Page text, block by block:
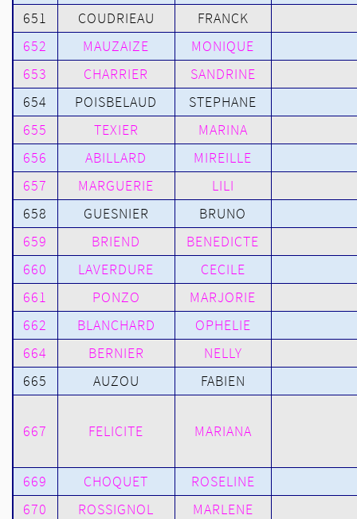
651
COUDRIEAU
FRANCK
652
MAUZAIZE
MONIQUE
653
CHARRIER
SANDRINE
654
POISBELAUD
STEPHANE
655
TEXIER
MARINA
656
ABILLARD
MIREILLE
657
MARGUERIE
LILI
658
GUESNIER
BRUNO
659
BRIEND
BENEDICTE
660
LAVERDURE
CECILE
661
PONZO
MARJORIE
662
BLANCHARD
OPHELIE
664
BERNIER
NELLY
665
AUZOU FABIEN
667 FELICITE MARIANA
669 CHOQUET
ROSELINE
670
ROSSIGNOL
MARLENE